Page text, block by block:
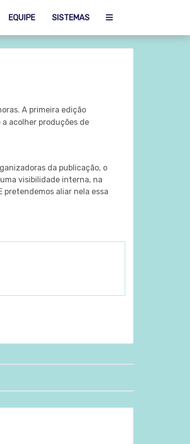
EQUIPE SISTEMAS
A primeira edição
acolher produções de
da publicação, o
visibilidade interna, na
pretendemos aliar nela essa